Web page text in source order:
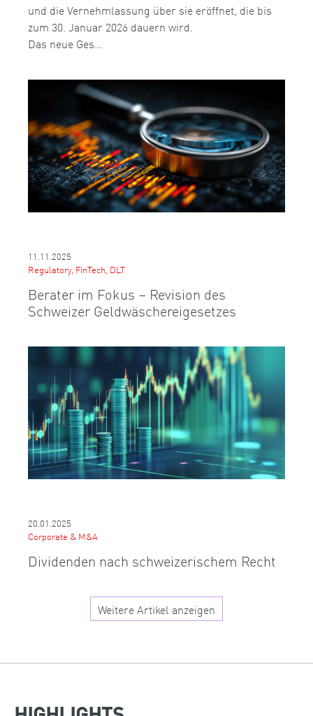
und die Vernehmlassung über sie eröffnet, die bis
zum 30. Januar 2026 dauern wird.
Das neue Ges…
11.11.2025
Regulatory, FinTech, DLT
Berater im Fokus – Revision des
Schweizer Geldwäschereigesetzes
20.01.2025
Corporate & M&A
Dividenden nach schweizerischem Recht
Weitere Artikel anzeigen